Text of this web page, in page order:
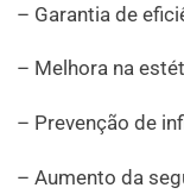
– Garantia de
– Melhora na
– Prevenção de
– Aumento da